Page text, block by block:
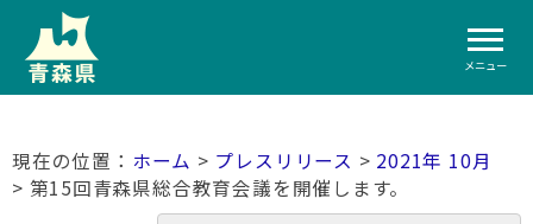
メニュー
ホーム > プレスリリース > 2021年 10月
> 第15回青森県総合教育会議を開催します。